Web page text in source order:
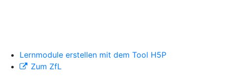
Lernmodule erstellen mit dem Tool H5P
Zum ZfL